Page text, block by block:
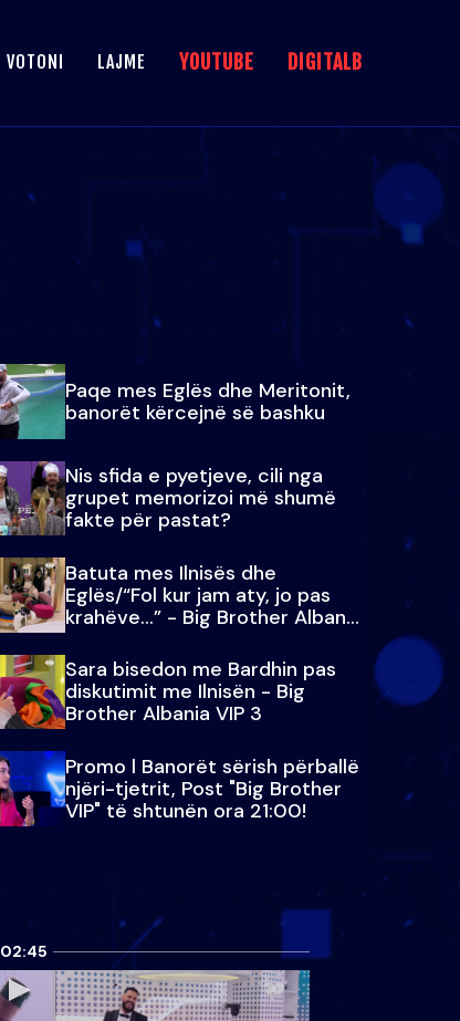
VOTONI LAJME YOUTUBE DIGITALB
Paqe mes Eglës dhe Meritonit,
banorët kërcejnë së bashku
Nis sfida e pyetjeve, cili nga
grupet memorizoi më shumë
fakte për pastat?
Batuta mes Ilnisës dhe
Eglës/“Fol kur jam aty, jo pas
krahëve…” - Big Brother Albania
VIP 3
Sara bisedon me Bardhin pas
diskutimit me Ilnisën - Big
Brother Albania VIP 3
Promo l Banorët sërish përballë
njëri-tjetrit, Post "Big Brother
VIP" të shtunën ora 21:00!
02:45